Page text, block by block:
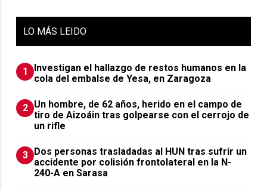
LO MÁS LEIDO
1
Investigan el hallazgo de restos humanos en la
cola del embalse de Yesa, en Zaragoza
2 Un hombre, de 62 años, herido en el campo de
tiro de Aizoáin tras golpearse con el cerrojo de
un rifle
3 ​Dos personas trasladadas al HUN tras sufrir un
accidente por colisión frontolateral en la N-
240-A en Sarasa